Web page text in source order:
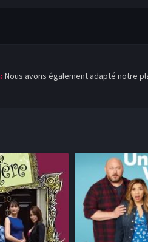
Nous avons également adapté notre